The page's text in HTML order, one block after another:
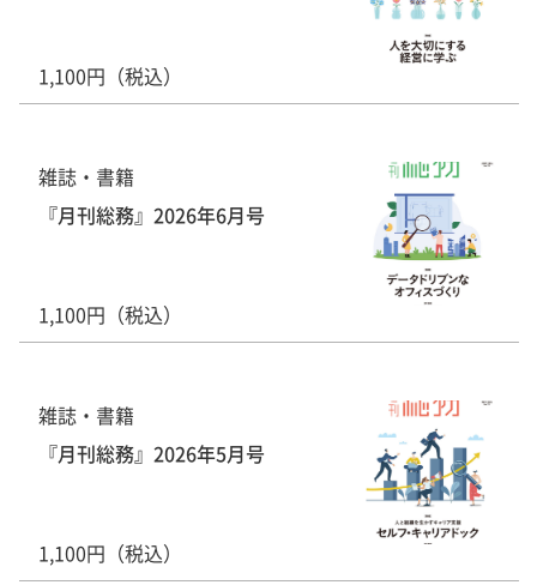
1,100円（税込）
雑誌・書籍
『月刊総務』2026年6月号
1,100円（税込）
雑誌・書籍
『月刊総務』2026年5月号
1,100円（税込）